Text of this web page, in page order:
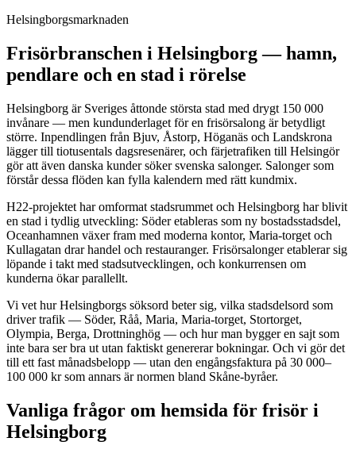
Helsingborgsmarknaden
Frisörbranschen i Helsingborg — hamn,
pendlare och en stad i rörelse
Helsingborg är Sveriges åttonde största stad med drygt 150 000
invånare — men kundunderlaget för en frisörsalong är betydligt
större. Inpendlingen från Bjuv, Åstorp, Höganäs och Landskrona
lägger till tiotusentals dagsresenärer, och färjetrafiken till Helsingör
gör att även danska kunder söker svenska salonger. Salonger som
förstår dessa flöden kan fylla kalendern med rätt kundmix.
H22-projektet har omformat stadsrummet och Helsingborg har blivit
en stad i tydlig utveckling: Söder etableras som ny bostadsstadsdel,
Oceanhamnen växer fram med moderna kontor, Maria-torget och
Kullagatan drar handel och restauranger. Frisörsalonger etablerar sig
löpande i takt med stadsutvecklingen, och konkurrensen om
kunderna ökar parallellt.
Vi vet hur Helsingborgs söksord beter sig, vilka stadsdelsord som
driver trafik — Söder, Råå, Maria, Maria-torget, Stortorget,
Olympia, Berga, Drottninghög — och hur man bygger en sajt som
inte bara ser bra ut utan faktiskt genererar bokningar. Och vi gör det
till ett fast månadsbelopp — utan den engångsfaktura på 30 000–
100 000 kr som annars är normen bland Skåne-byråer.
Vanliga frågor om hemsida för frisör i
Helsingborg